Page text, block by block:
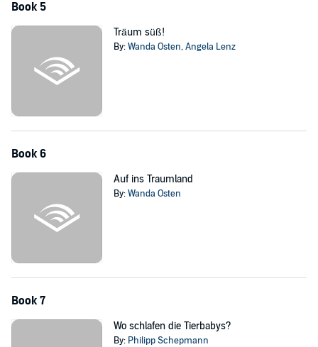
Book 5
Träum süß!
By:Wanda Osten,Angela Lenz
Book 6
Auf ins Traumland
By:Wanda Osten
Book 7
Wo schlafen die Tierbabys?
By: Philipp Schepmann